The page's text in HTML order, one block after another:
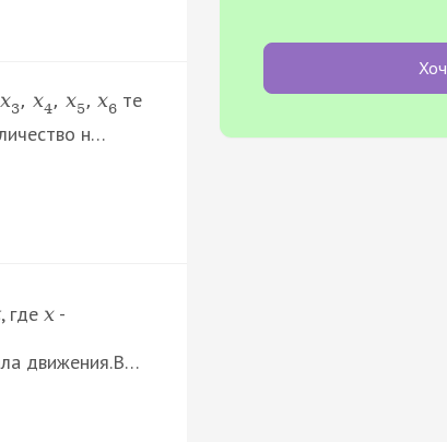
x3, x4, x5, x6 те
н…
, где x-
движения.В…